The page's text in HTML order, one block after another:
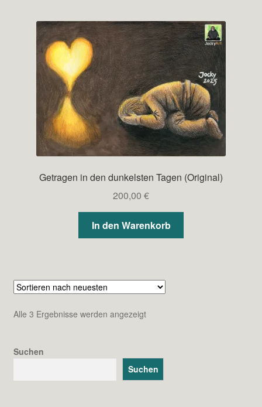
Getragen in den dunkelsten Tagen (Original)
200,00 €
In den Warenkorb
Alle 3 Ergebnisse werden angezeigtNach
Suchen
Suchen